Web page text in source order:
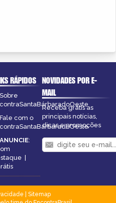
RÁPIDOS
Sobre
Fale com o
ANUNCIE:
|
NOVIDADES POR E-
MAIL
Receba grátis as
principais notícias,
dicas e promoções
Sitemap